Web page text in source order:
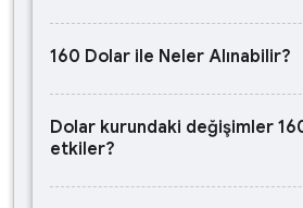
160 Dolar ile Neler Alınabilir?
Dolar kurundaki değişimler
etkiler?